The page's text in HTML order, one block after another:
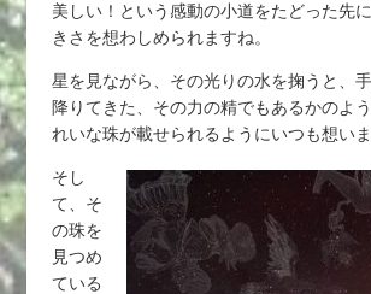
美しい！という感動の小道をたどった先
きさを想わしめられますね。
星を見ながら、その光りの水を掬うと、
降りてきた、その力の精でもあるかのよ
れいな珠が載せられるようにいつも想いま
そし
て、そ
の珠を
見つめ
ている